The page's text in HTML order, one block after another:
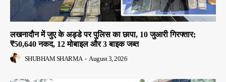
लखनादौन में जुए के अड्डे पर पुलिस का छापा, 10 जुआरी गिरफ्तार;
₹50,640 नकद, 12 मोबाइल और 3 बाइक जब्त
SHUBHAM SHARMA - August 3, 2026